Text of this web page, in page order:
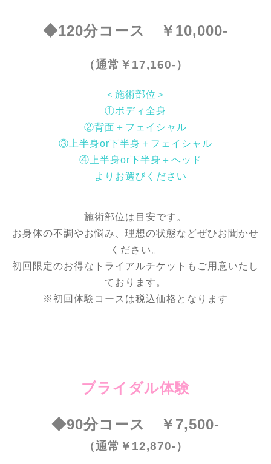
◆120分コース ￥10,000-
（通常￥17,160-）
＜施術部位＞
①ボディ全身
②背面＋フェイシャル
③上半身or下半身＋フェイシャル
④ 上半身or下半身＋ヘッド
よりお選びください
施術部位は目安です。
お身体の不調やお悩み、理想の状態などぜひお聞かせ
ください。
初回限定のお得なトライアルチケットもご用意いたし
ております。
※初回体験コースは税込価格となります
ブライダル体験
◆90分コース ￥7,500-
（通常￥12,870-）